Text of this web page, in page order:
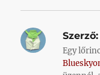
Szerző:
Egy